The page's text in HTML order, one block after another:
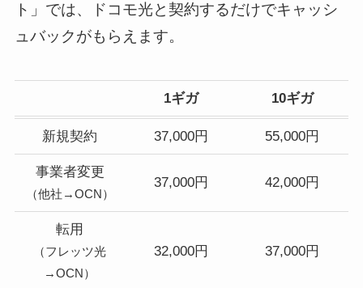
ト」では、ドコモ光と契約するだけでキャッシ
ュバックがもらえます。
1ギガ 10ギガ
新規契約 37,000円 55,000円
事業者変更
（他社→OCN）
37,000円 42,000円
転用
（フレッツ光
→OCN）
32,000円 37,000円